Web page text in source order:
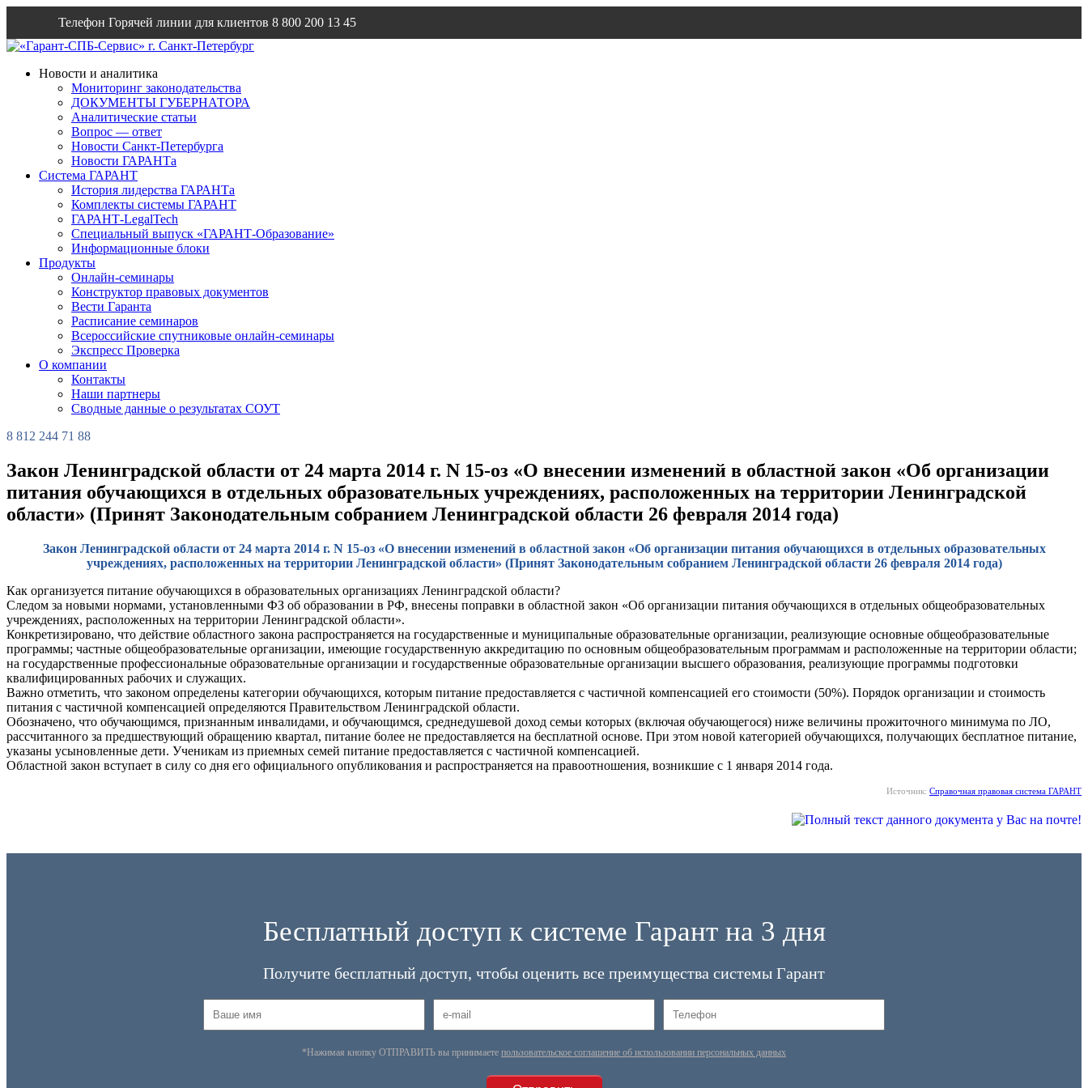
Телефон Горячей линии для клиентов 8 800 200 13 45
Emailinfo@garantsp.ru
Новости и аналитика
Мониторинг законодательства
ДОКУМЕНТЫ ГУБЕРНАТОРА
Аналитические статьи
Вопрос — ответ
Новости Санкт-Петербурга
Новости ГАРАНТа
Система ГАРАНТ
История лидерства ГАРАНТа
Комплекты системы ГАРАНТ
ГАРАНТ-LegalTech
Специальный выпуск «ГАРАНТ-Образование»
Информационные блоки
Продукты
Онлайн-семинары
Конструктор правовых документов
Вести Гаранта
Расписание семинаров
Всероссийские спутниковые онлайн-семинары
Экспресс Проверка
О компании
Контакты
Наши партнеры
Сводные данные о результатах СОУТ
8 812 244 71 88
Закон Ленинградской области от 24 марта 2014 г. N 15-оз «О внесении изменений в областной закон «Об организации
питания обучающихся в отдельных образовательных учреждениях, расположенных на территории Ленинградской
области» (Принят Законодательным собранием Ленинградской области 26 февраля 2014 года)
Закон Ленинградской области от 24 марта 2014 г. N 15-оз «О внесении изменений в областной закон «Об организации питания обучающихся в отдельных образовательных
учреждениях, расположенных на территории Ленинградской области» (Принят Законодательным собранием Ленинградской области 26 февраля 2014 года)
Как организуется питание обучающихся в образовательных организациях Ленинградской области?
Следом за новыми нормами, установленными ФЗ об образовании в РФ, внесены поправки в областной закон «Об организации питания обучающихся в отдельных общеобразовательных
учреждениях, расположенных на территории Ленинградской области».
Конкретизировано, что действие областного закона распространяется на государственные и муниципальные образовательные организации, реализующие основные общеобразовательные
программы; частные общеобразовательные организации, имеющие государственную аккредитацию по основным общеобразовательным программам и расположенные на территории области;
на государственные профессиональные образовательные организации и государственные образовательные организации высшего образования, реализующие программы подготовки
квалифицированных рабочих и служащих.
Важно отметить, что законом определены категории обучающихся, которым питание предоставляется с частичной компенсацией его стоимости (50%). Порядок организации и стоимость
питания с частичной компенсацией определяются Правительством Ленинградской области.
Обозначено, что обучающимся, признанным инвалидами, и обучающимся, среднедушевой доход семьи которых (включая обучающегося) ниже величины прожиточного минимума по ЛО,
рассчитанного за предшествующий обращению квартал, питание более не предоставляется на бесплатной основе. При этом новой категорией обучающихся, получающих бесплатное питание,
указаны усыновленные дети. Ученикам из приемных семей питание предоставляется с частичной компенсацией.
Областной закон вступает в силу со дня его официального опубликования и распространяется на правоотношения, возникшие с 1 января 2014 года.
Источник: Справочная правовая система ГАРАНТ
Бесплатный доступ к системе Гарант на 3 дня
Получите бесплатный доступ, чтобы оценить все преимущества системы Гарант
*Нажимая кнопку ОТПРАВИТЬ вы принимаете пользовательское соглашение об использовании персональных данных